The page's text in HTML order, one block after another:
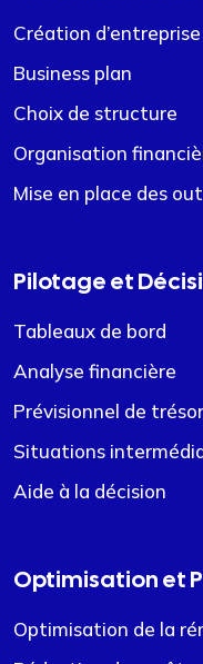
Création d’entreprise
Business plan
Choix de structure
Organisation
Mise en place des
Pilotage et
Tableaux de bord
Analyse financière
Prévisionnel de
Situations
Aide à la décision
Optimisation et
Optimisation de la